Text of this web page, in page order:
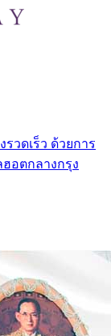
รวดเร็ว ด้วยการ
อตกลางกรุง